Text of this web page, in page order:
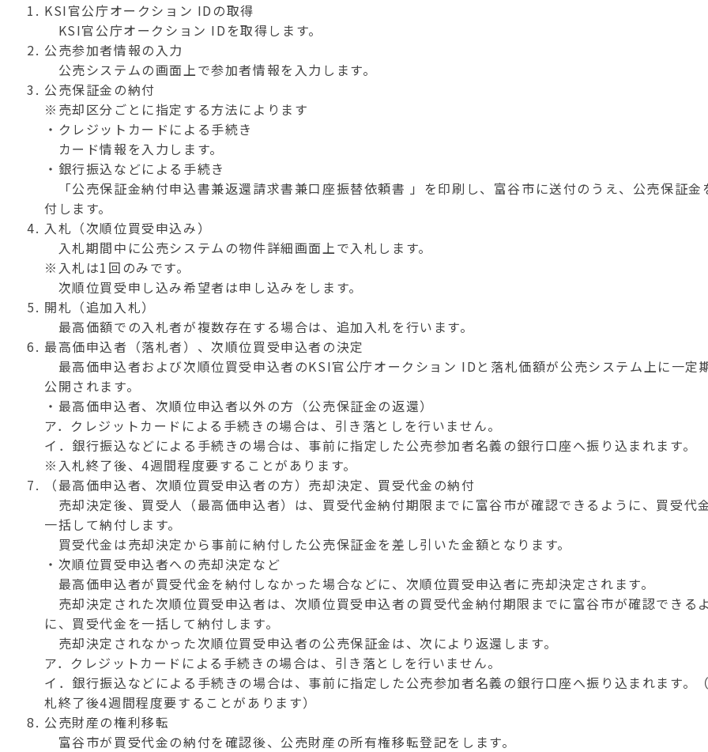
KSI官公庁オークション IDの取得
KSI官公庁オークション IDを取得します。
公売参加者情報の入力
公売システムの画面上で参加者情報を入力します。
公売保証金の納付
※売却区分ごとに指定する方法によります
・クレジットカードによる手続き
カード情報を入力します。
・銀行振込などによる手続き
「公売保証金納付申込書兼返還請求書兼口座振替依頼書 」を印刷し、富谷市に送付のうえ、公売保証金
付します。
入札（次順位買受申込み）
入札期間中に公売システムの物件詳細画面上で入札します。
※入札は1回のみです。
次順位買受申し込み希望者は申し込みをします。
開札（追加入札）
最高価額での入札者が複数存在する場合は、追加入札を行います。
最高価申込者（落札者）、次順位買受申込者の決定
最高価申込者および次順位買受申込者のKSI官公庁オークション IDと落札価額が公売システム上に一定
公開されます。
・最高価申込者、次順位申込者以外の方（公売保証金の返還）
ア．クレジットカードによる手続きの場合は、引き落としを行いません。
イ．銀行振込などによる手続きの場合は、事前に指定した公売参加者名義の銀行口座へ振り込まれます。
※入札終了後、4週間程度要することがあります。
（最高価申込者、次順位買受申込者の方）売却決定、買受代金の納付
売却決定後、買受人（最高価申込者）は、買受代金納付期限までに富谷市が確認できるように、買受代
一括して納付します。
買受代金は売却決定から事前に納付した公売保証金を差し引いた金額となります。
・次順位買受申込者への売却決定など
最高価申込者が買受代金を納付しなかった場合などに、次順位買受申込者に売却決定されます。
売却決定された次順位買受申込者は、次順位買受申込者の買受代金納付期限までに富谷市が確認できる
に、買受代金を一括して納付します。
売却決定されなかった次順位買受申込者の公売保証金は、次により返還します。
ア．クレジットカードによる手続きの場合は、引き落としを行いません。
イ．銀行振込などによる手続きの場合は、事前に指定した公売参加者名義の銀行口座へ振り込まれます。
札終了後4週間程度要することがあります）
公売財産の権利移転
富谷市が買受代金の納付を確認後、公売財産の所有権移転登記をします。